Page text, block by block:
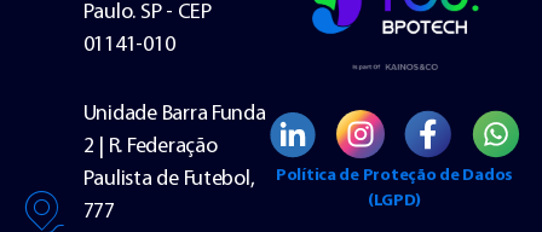
Paulo. SP - CEP
01141-010
Unidade Barra Funda
2 | R. Federação
Paulista de Futebol,
777
Política de Proteção de Dados
(LGPD)